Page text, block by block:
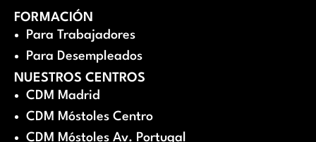
FORMACIÓN
Para Trabajadores
Para Desempleados
NUESTROS CENTROS
CDM Madrid
CDM Móstoles Centro
CDM Móstoles Av. Portugal